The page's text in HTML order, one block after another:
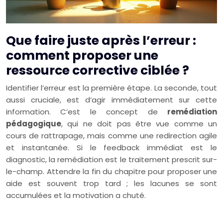
Que faire juste après l’erreur :
comment proposer une
ressource corrective ciblée ?
Identifier l’erreur est la première étape. La seconde, tout
aussi cruciale, est d’agir immédiatement sur cette
information. C’est le concept de remédiation
pédagogique, qui ne doit pas être vue comme un
cours de rattrapage, mais comme une redirection agile
et instantanée. Si le feedback immédiat est le
diagnostic, la remédiation est le traitement prescrit sur-
le-champ. Attendre la fin du chapitre pour proposer une
aide est souvent trop tard ; les lacunes se sont
accumulées et la motivation a chuté.